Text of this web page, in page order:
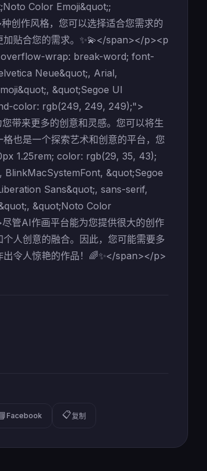
Color Emoji&quot;;
作风格，您可以选择适合您需求的
加贴合您的需求。✨💫</span></p><p
wrap: break-word; font-
Neue&quot;, Arial,
&quot;Segoe UI
color: rgb(249, 249, 249);">
带来更多的创意和灵感。您可以将生
也是一个探索艺术和创意的平台，您
1.25rem; color: rgb(29, 35, 43);
&quot;Segoe
Sans&quot;, sans-serif,
&quot;Noto Color
AI作画平台能为您提供很大的创作
人创意的融合。因此，您可能需要多
出令人惊艳的作品！🌈✨</span></p>
Facebook 📋复制